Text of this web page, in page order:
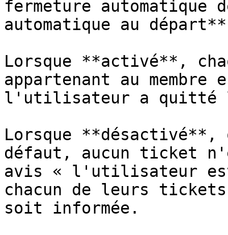
fermeture automatique
automatique au
Lorsque **activé**,
appartenant au
l'utilisateur a quitté
Lorsque
défaut, aucun ticket
avis « l'utilisateur
chacun de leurs
soit informée.